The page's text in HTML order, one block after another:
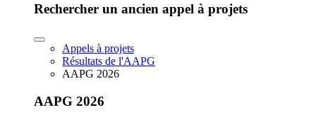
Rechercher un ancien appel à projets
Appels à projets
Résultats de l'AAPG
AAPG 2026
AAPG 2026